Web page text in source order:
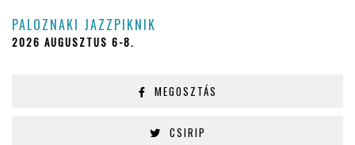
PALOZNAKI JAZZPIKNIK
2026 AUGUSZTUS 6-8.
MEGOSZTÁS
CSIRIP